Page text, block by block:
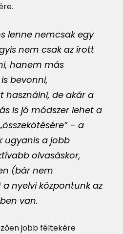
lenne nemcsak egy
nem csak az írott
hanem más
bevonni,
használni, de akár a
is jó módszer lehet a
– a
ugyanis a jobb
olvasáskor,
(bár nem
nyelvi központunk az
van.
jobb féltekére